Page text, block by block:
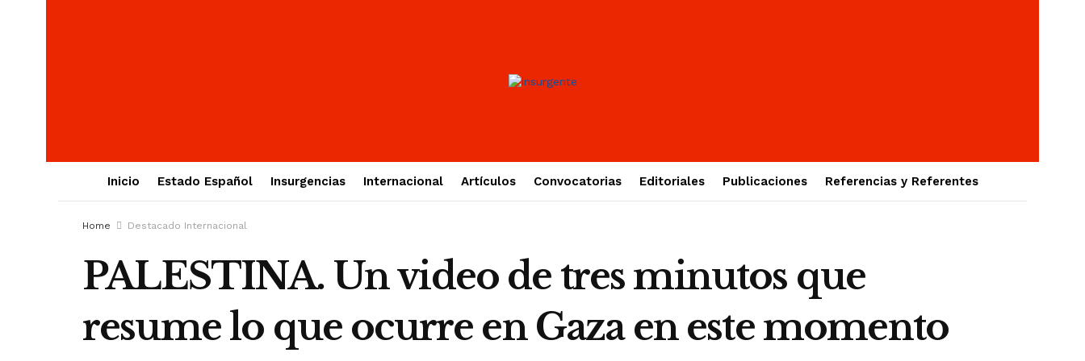
Inicio Estado Español Insurgencias Internacional Artículos Convocatorias Editoriales Publicaciones Referencias y Referentes
Home Destacado Internacional
PALESTINA. Un video de tres minutos que
resume lo que ocurre en Gaza en este momento